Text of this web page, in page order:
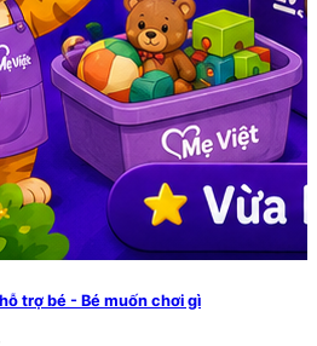
trợ bé - Bé muốn chơi gì